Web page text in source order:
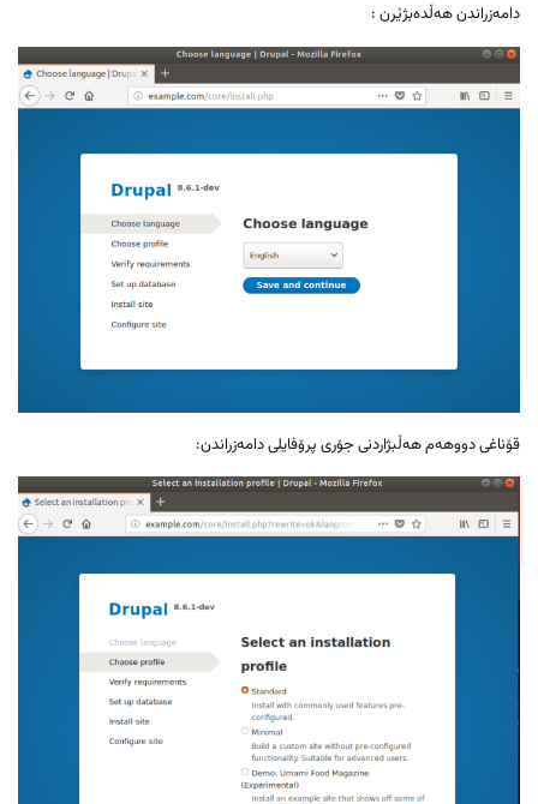
دامەزراندن هەڵدەبژێرن :
قۆناغی دووهەم هەڵبژاردنی جۆری پرۆفایلی دامەزراندن: